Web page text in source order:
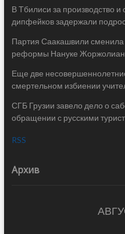
В Тбилиси за производство
дипфейков задержали
Партия Саакашвили сменила
реформы Нануке
Еще две
смертельном избиении
СГБ Грузии завело дело о
обращении с русскими
RSS
Архив